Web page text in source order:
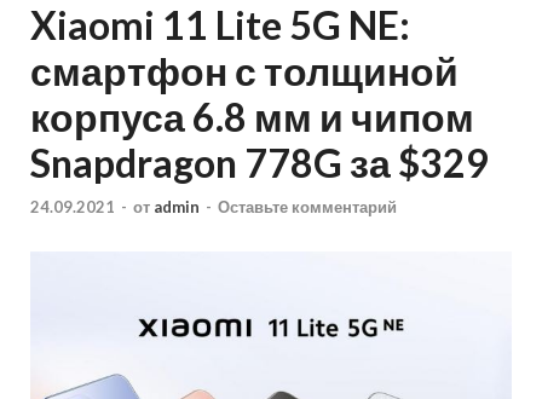
Xiaomi 11 Lite 5G NE:
смартфон с толщиной
корпуса 6.8 мм и чипом
Snapdragon 778G за $329
24.09.2021 - от admin - Оставьте комментарий